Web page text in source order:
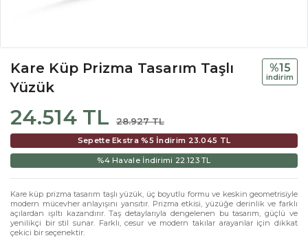
Kare Küp Prizma Tasarım Taşlı
Yüzük
24.514 TL 28.927 TL
%15
i̇ndi̇ri̇m
Sepette Ekstra %5 İndirim 23.045 TL
%4 Havale İndirimi 22.123 TL
Kare küp prizma tasarım taşlı yüzük, üç boyutlu formu ve keskin geometrisiyle
modern mücevher anlayışını yansıtır. Prizma etkisi, yüzüğe derinlik ve farklı
açılardan ışıltı kazandırır. Taş detaylarıyla dengelenen bu tasarım, güçlü ve
yenilikçi bir stil sunar. Farklı, cesur ve modern takılar arayanlar için dikkat
çekici bir seçenektir.